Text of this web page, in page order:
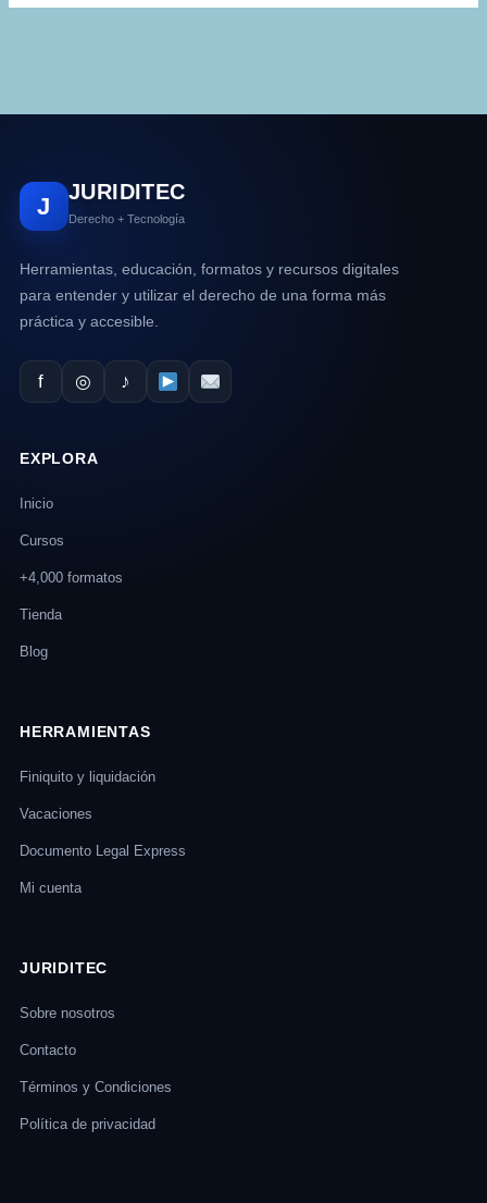
J
JURIDITEC
Derecho + Tecnología
Herramientas, educación, formatos y recursos digitales
para entender y utilizar el derecho de una forma más
práctica y accesible.
f ◎ ♪
EXPLORA
Inicio
Cursos
+4,000 formatos
Tienda
Blog
HERRAMIENTAS
Finiquito y liquidación
Vacaciones
Documento Legal Express
Mi cuenta
JURIDITEC
Sobre nosotros
Contacto
Términos y Condiciones
Política de privacidad